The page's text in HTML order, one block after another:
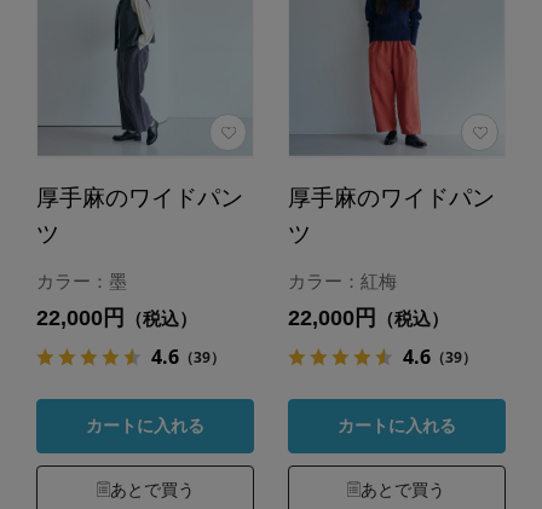
厚手麻のワイドパン
ツ
カラー：墨
22,000円 （税込）
4.6（39）
カートに入れる
あとで買う
厚手麻のワイドパン
ツ
カラー：紅梅
22,000円 （税込）
4.6（39）
カートに入れる
あとで買う